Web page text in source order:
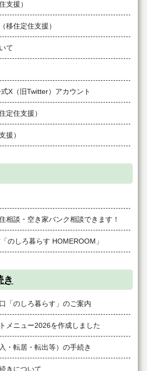
支援）
移住定住支援）
て
X（旧Twitter）アカウント
定住支援）
援）
相談・空き家バンク相談できます！
のしろ暮らす HOMEROOM」
き
「のしろ暮らす」のご案内
メニュー2026を作成しました
・転居・転出等）の手続き
きについて